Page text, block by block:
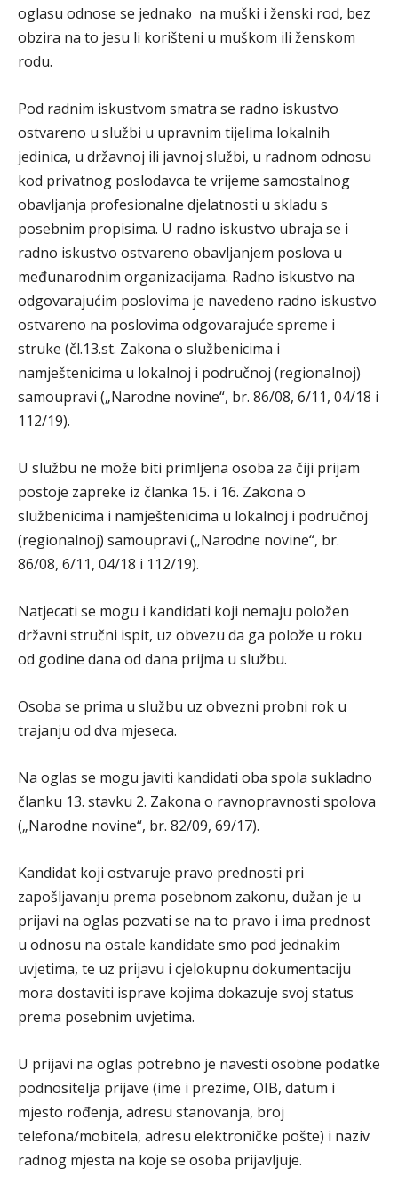
oglasu odnose se jednako na muški i ženski rod, bez
obzira na to jesu li korišteni u muškom ili ženskom
rodu.
Pod radnim iskustvom smatra se radno iskustvo
ostvareno u službi u upravnim tijelima lokalnih
jedinica, u državnoj ili javnoj službi, u radnom odnosu
kod privatnog poslodavca te vrijeme samostalnog
obavljanja profesionalne djelatnosti u skladu s
posebnim propisima. U radno iskustvo ubraja se i
radno iskustvo ostvareno obavljanjem poslova u
međunarodnim organizacijama. Radno iskustvo na
odgovarajućim poslovima je navedeno radno iskustvo
ostvareno na poslovima odgovarajuće spreme i
struke (čl.13.st. Zakona o službenicima i
namještenicima u lokalnoj i područnoj (regionalnoj)
samoupravi („Narodne novine“, br. 86/08, 6/11, 04/18 i
112/19).
U službu ne može biti primljena osoba za čiji prijam
postoje zapreke iz članka 15. i 16. Zakona o
službenicima i namještenicima u lokalnoj i područnoj
(regionalnoj) samoupravi („Narodne novine“, br.
86/08, 6/11, 04/18 i 112/19).
Natjecati se mogu i kandidati koji nemaju položen
državni stručni ispit, uz obvezu da ga polože u roku
od godine dana od dana prijma u službu.
Osoba se prima u službu uz obvezni probni rok u
trajanju od dva mjeseca.
Na oglas se mogu javiti kandidati oba spola sukladno
članku 13. stavku 2. Zakona o ravnopravnosti spolova
(„Narodne novine“, br. 82/09, 69/17).
Kandidat koji ostvaruje pravo prednosti pri
zapošljavanju prema posebnom zakonu, dužan je u
prijavi na oglas pozvati se na to pravo i ima prednost
u odnosu na ostale kandidate smo pod jednakim
uvjetima, te uz prijavu i cjelokupnu dokumentaciju
mora dostaviti isprave kojima dokazuje svoj status
prema posebnim uvjetima.
U prijavi na oglas potrebno je navesti osobne podatke
podnositelja prijave (ime i prezime, OIB, datum i
mjesto rođenja, adresu stanovanja, broj
telefona/mobitela, adresu elektroničke pošte) i naziv
radnog mjesta na koje se osoba prijavljuje.